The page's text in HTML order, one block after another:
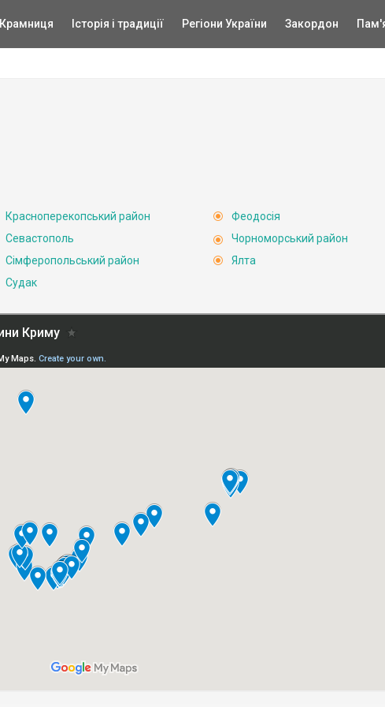
Крамниця Історія і традиції Регіони України Закордон
Красноперекопський район
Севастополь
Сімферопольський район
Судак
Феодосія
Чорноморський район
Ялта